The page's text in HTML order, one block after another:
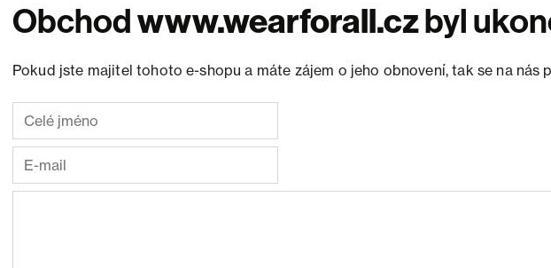
Obchodwww.wearforall.czbyl
Pokud jste majitel tohoto e-shopu a máte zájem o jeho obnovení, tak se na nás